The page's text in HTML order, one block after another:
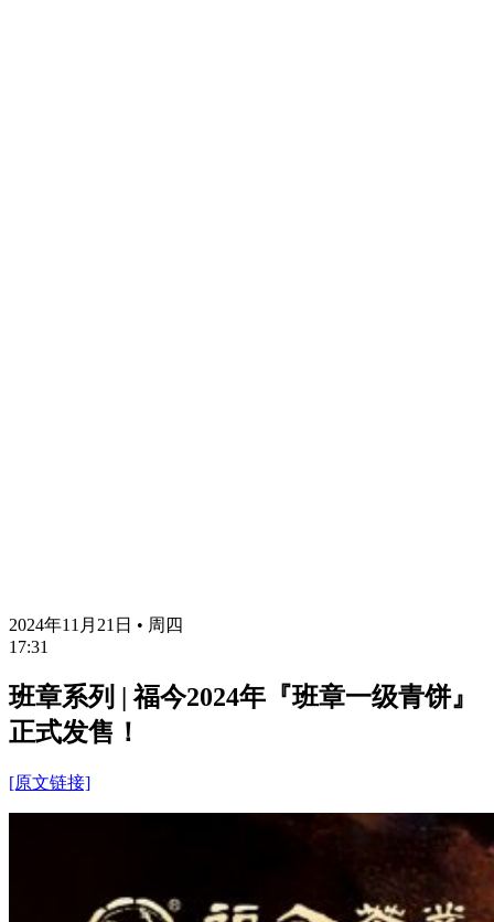
2024年11月21日 • 周四
17:31
班章系列 | 福今2024年『班章一级青饼』
正式发售！
[原文链接]